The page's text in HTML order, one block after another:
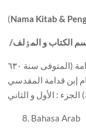
(Nama Kitab &
/
المغني تأليف : الشيخ الإمام العلامة إبن قدامة (المتوفی سنة ٦٣٠
إبن قدامة المقدسي
Bahasa Arab